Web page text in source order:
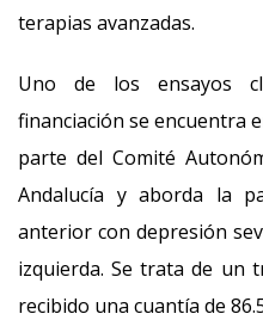
terapias avanzadas.
Uno de los ensayos
financiación se encuentra
parte del Comité
Andalucía y aborda la
anterior con depresión
izquierda. Se trata de un
recibido una cuantía de